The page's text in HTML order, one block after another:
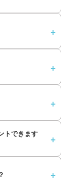
トできます